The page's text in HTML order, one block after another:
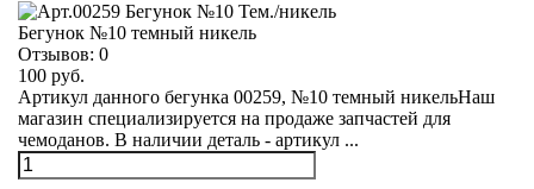
Бегунок №10 темный никель
Отзывов: 0
100 руб.
Артикул данного бегунка 00259, №10 темный никельНаш
магазин специализируется на продаже запчастей для
чемоданов. В наличии деталь - артикул ...